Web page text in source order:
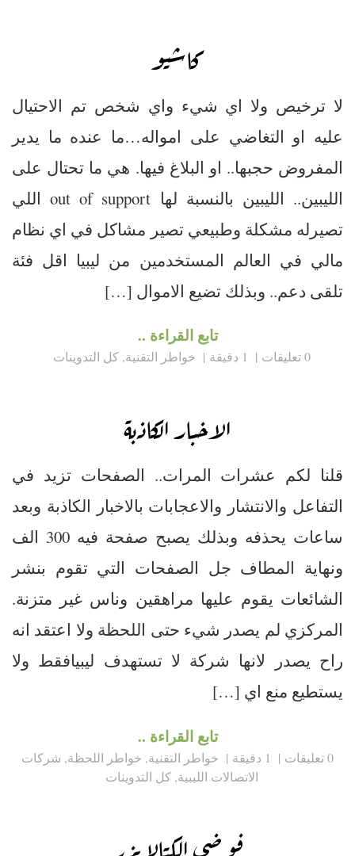
كاشيو
لا ترخيص ولا اي شيء واي شخص تم الاحتيال
عليه او التغاضي على امواله…ما عنده ما يدير
المفروض حجبها.. او البلاغ فيها. هي ما تحتال على
الليبين.. الليبين بالنسبة لها out of support اللي
تصيرله مشكلة وطبيعي تصير مشاكل في اي نظام
مالي في العالم المستخدمين من ليبيا اقل فئة
تلقى دعم.. وبذلك تضيع الاموال […]
تابع القراءة ..
0 تعليقات 1 دقيقة خواطر التقنية,كل التدوينات
الاخبار الكاذبة
قلنا لكم عشرات المرات.. الصفحات تزيد في
التفاعل والانتشار والاعجابات بالاخبار الكاذبة وبعد
ساعات يحذفه وبذلك يصبح صفحة فيه 300 الف
ونهاية المطاف جل الصفحات التي تقوم بنشر
الشائعات يقوم عليها مراهقين وناس غير متزنة.
المركزي لم يصدر شيء حتى اللحظة ولا اعتقد انه
راح يصدر لانها شركة لا تستهدف ليبيافقط ولا
يستطيع منع اي […]
تابع القراءة ..
0 تعليقات 1 دقيقة خواطر التقنية, خواطر اللحظة, شركات
الاتصالات الليبية,كل التدوينات
فوضى الكتالايزر